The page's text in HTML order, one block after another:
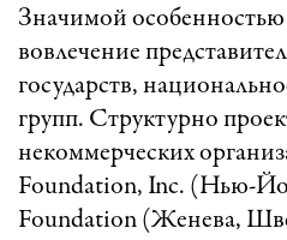
Значимой особенностью
вовлечение
государств,
групп. Структурно
некоммерческих
Foundation, Inc. (Нью-
Foundation (Женева,